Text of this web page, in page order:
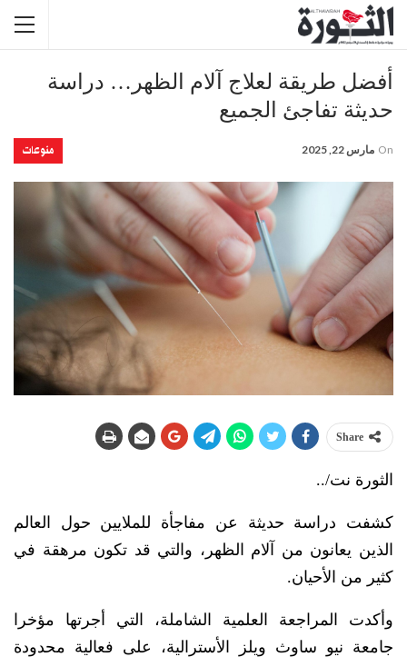
أفضل طريقة لعلاج آلام الظهر… دراسة
حديثة تفاجئ الجميع
منوعات On مارس 22, 2025
Share
الثورة نت/..
كشفت دراسة حديثة عن مفاجأة للملايين حول العالم
الذين يعانون من آلام الظهر، والتي قد تكون مرهقة في
كثير من الأحيان.
وأكدت المراجعة العلمية الشاملة، التي أجرتها مؤخرا
جامعة نيو ساوث ويلز الأسترالية، على فعالية محدودة